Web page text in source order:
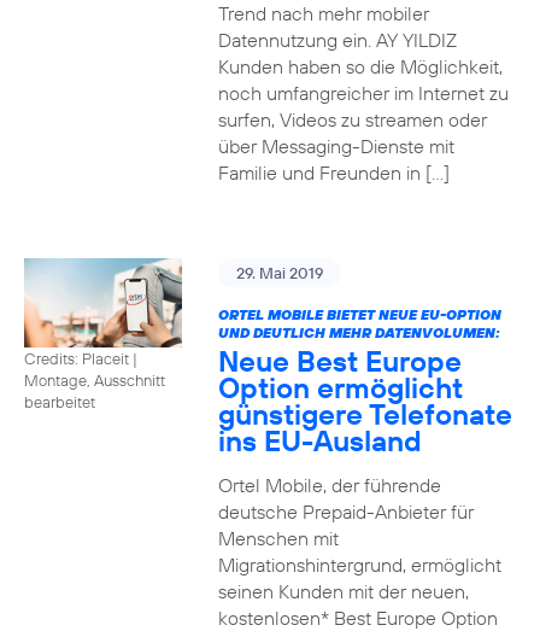
Trend nach mehr mobiler
Datennutzung ein. AY YILDIZ
Kunden haben so die Möglichkeit,
noch umfangreicher im Internet zu
surfen, Videos zu streamen oder
über Messaging-Dienste mit
Familie und Freunden in […]
Credits: Placeit |
Montage, Ausschnitt
bearbeitet
29. Mai 2019
ORTEL MOBILE BIETET NEUE EU-OPTION
UND DEUTLICH MEHR DATENVOLUMEN:
Neue Best Europe
Option ermöglicht
günstigere Telefonate
ins EU-Ausland
Ortel Mobile, der führende
deutsche Prepaid-Anbieter für
Menschen mit
Migrationshintergrund, ermöglicht
seinen Kunden mit der neuen,
kostenlosen* Best Europe Option